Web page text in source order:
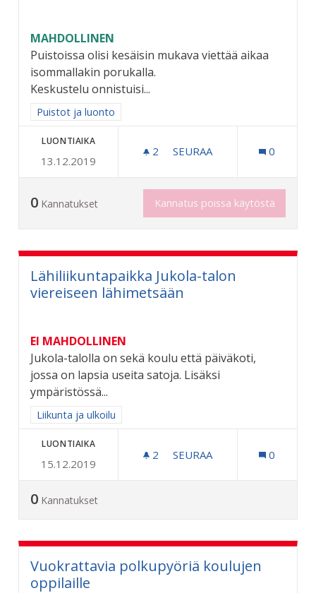
MAHDOLLINEN
Puistoissa olisi kesäisin mukava viettää aikaa
isommallakin porukalla.
Keskustelu onnistuisi...
Rajaa tulokset aihepiirin mukaan: Puistot ja luonto
Puistot ja luonto
LUONTIAIKA
13.12.2019
2 2 SEURAAJAA
SEURAA 0
0 Kannatukset Kannatus poissa käytöstä
Lähiliikuntapaikka Jukola-talon
viereiseen lähimetsään
EI MAHDOLLINEN
Jukola-talolla on sekä koulu että päiväkoti,
jossa on lapsia useita satoja. Lisäksi
ympäristössä...
Rajaa tulokset aihepiirin mukaan: Liikunta ja ulkoilu
Liikunta ja ulkoilu
LUONTIAIKA
15.12.2019
2 2 SEURAAJAA
SEURAA 0
0 Kannatukset
Vuokrattavia polkupyöriä koulujen
oppilaille